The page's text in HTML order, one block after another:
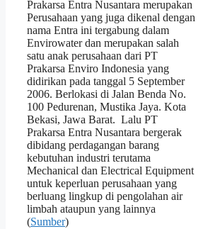
Prakarsa Entra Nusantara merupakan
Perusahaan yang juga dikenal dengan
nama Entra ini tergabung dalam
Envirowater dan merupakan salah
satu anak perusahaan dari PT
Prakarsa Enviro Indonesia yang
didirikan pada tanggal 5 September
2006. Berlokasi di Jalan Benda No.
100 Pedurenan, Mustika Jaya. Kota
Bekasi, Jawa Barat. Lalu PT
Prakarsa Entra Nusantara bergerak
dibidang perdagangan barang
kebutuhan industri terutama
Mechanical dan Electrical Equipment
untuk keperluan perusahaan yang
berluang lingkup di pengolahan air
limbah ataupun yang lainnya
(Sumber)